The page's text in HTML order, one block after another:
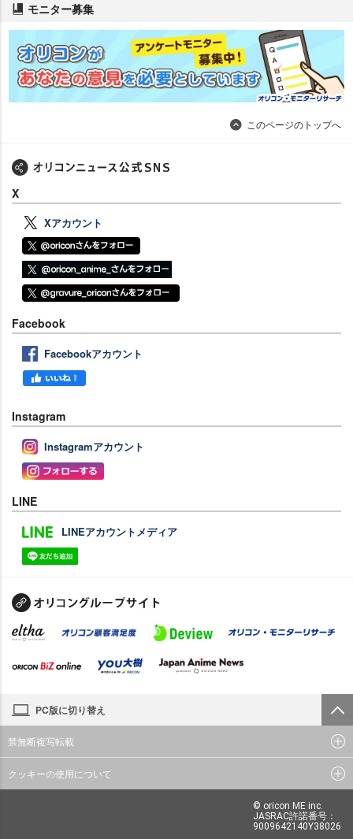
モニター募集
このページのトップへ
X
Xアカウント
Facebook
Facebookアカウント
Instagram
Instagramアカウント
LINE
LINEアカウントメディア
PC版に切り替え
禁無断複写転載
クッキーの使用について
© oricon ME inc.
JASRAC許諾番号：
9009642140Y38026